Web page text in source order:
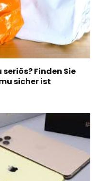
Finden Sie
sicher ist